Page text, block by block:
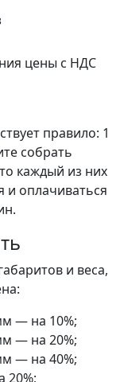
цены с НДС
правило: 1
собрать
каждый из них
и оплачиваться
и веса,
— на 10%;
— на 20%;
— на 40%;
20%;